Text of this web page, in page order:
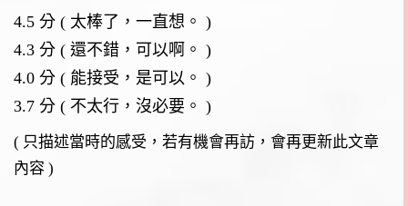
4.5 分 ( 太棒了，一直想。 )
4.3 分 ( 還不錯，可以啊。 )
4.0 分 ( 能接受，是可以。 )
3.7 分 ( 不太行，沒必要。 )
( 只描述當時的感受，若有機會再訪，會再更新此文章
內容 )